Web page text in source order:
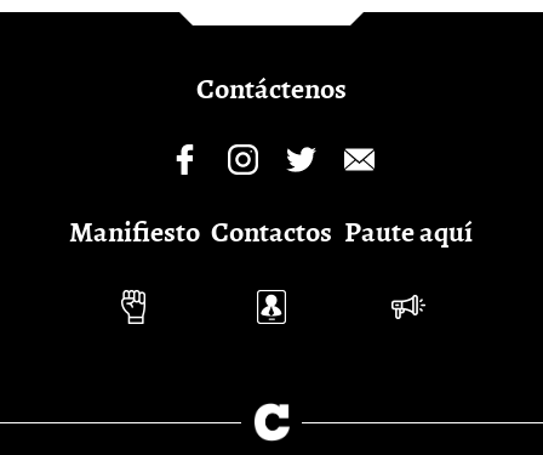
Contáctenos
Manifiesto Contactos Paute aquí